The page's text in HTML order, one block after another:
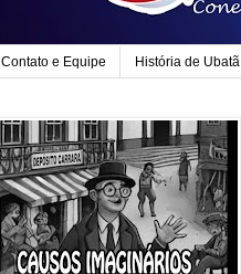
Contato e Equipe História de Ubatã